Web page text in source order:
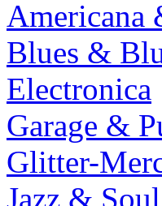
Americana
Blues &
Electronica
Garage &
Glitter-
Jazz & Soul